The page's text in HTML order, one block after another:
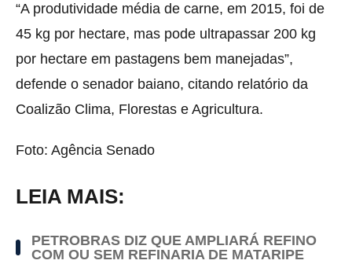
“A produtividade média de carne, em 2015, foi de
45 kg por hectare, mas pode ultrapassar 200 kg
por hectare em pastagens bem manejadas”,
defende o senador baiano, citando relatório da
Coalizão Clima, Florestas e Agricultura.
Foto: Agência Senado
LEIA MAIS:
PETROBRAS DIZ QUE AMPLIARÁ REFINO
COM OU SEM REFINARIA DE MATARIPE